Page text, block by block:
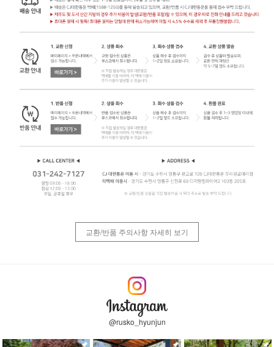
교환/반품 주의사항 자세히 보기
@rusko_hyunjun